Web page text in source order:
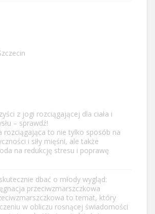
z jogi rozciągającej dla ciała i
– sprawdź!
rozciągająca to nie tylko sposób na
i siły mięśni, ale także
na redukcję stresu i poprawę
dbać o młody wygląd:
przeciwzmarszczkowa
to temat, który
w obliczu rosnącej świadomości